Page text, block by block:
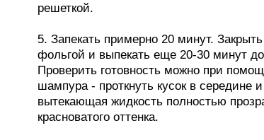
решеткой.
5. Запекать примерно 20 минут.
фольгой и выпекать еще 20-30 минут до
Проверить готовность можно при
шампура - проткнуть кусок в середине
вытекающая жидкость полностью
красноватого оттенка.